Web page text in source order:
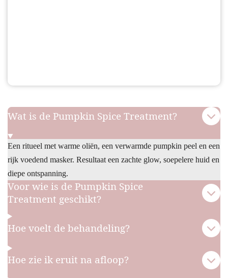
Wat is de Pumpkin Spice Treatment?
Een ritueel met warme oliën, een verwarmde pumpkin peel en een
rijk voedend masker. Resultaat een zachte glow, soepelere huid en
diepe ontspanning.
Voor wie is de Pumpkin Spice
Treatment geschikt?
Hoe voelt de behandeling?
Hoe zie ik eruit na afloop?